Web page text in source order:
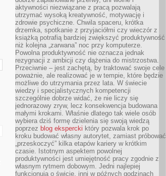
aktywności niezwiązane z pracą pozwalają
utrzymać wysoką kreatywność, motywację i
zdrowie psychiczne. Chwila spaceru, krótka
drzemka, spotkanie z przyjaciółmi czy wieczór z
książką potrafią bardziej zwiększyć produktywność
niż kolejna „zarwana” noc przy komputerze.
Powolna produktywność nie oznacza jednak
rezygnacji z ambicji czy dążenia do mistrzostwa.
Przeciwnie – jest zachętą, by traktować swoje cele
poważnie, ale realizować je w tempie, które będzie
możliwe do utrzymania przez lata. W świecie
wiedzy i specjalistycznych kompetencji
szczególnie dobrze widać, że nie liczy się
jednorazowy zryw, lecz konsekwencja budowana
małymi krokami. Właśnie dlatego tak wiele osób
wybiera dziś formę dzielenia się swoją wiedzą
poprzez blog ekspercki który pozwala krok po
kroku budować własny autorytet, zamiast próbować
„przeskoczyć” kilka etapów kariery w krótkim
czasie. Istotnym aspektem powolnej
produktywności jest umiejętność pracy zgodnie z
własnym rytmem dobowym. Jedni najlepiej
funkcjonują o świcie, inni w późnych godzinach